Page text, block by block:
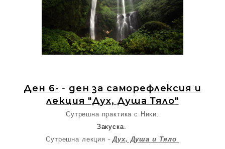
Ден 6- - ден за саморефлексия и
лекция "Дух, Душа Тяло"
Сутрешна практика с Ники.
Закуска.
Сутрешна лекция - Дух, Душа и Тяло